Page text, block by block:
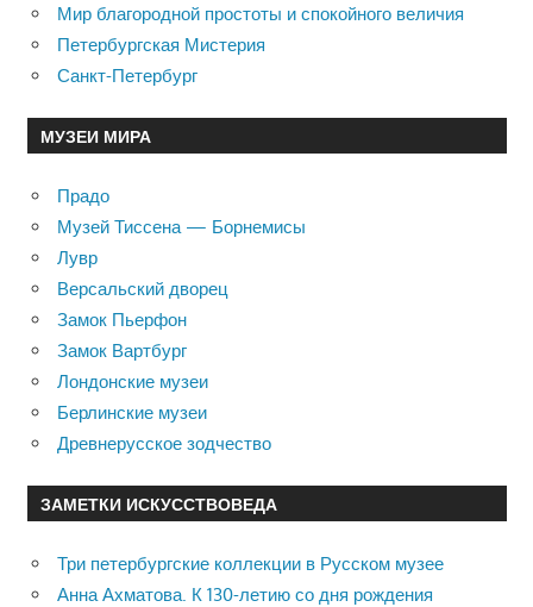
Мир благородной простоты и спокойного величия
Петербургская Мистерия
Санкт-Петербург
МУЗЕИ МИРА
Прадо
Музей Тиссена — Борнемисы
Лувр
Версальский дворец
Замок Пьерфон
Замок Вартбург
Лондонские музеи
Берлинские музеи
Древнерусское зодчество
ЗАМЕТКИ ИСКУССТВОВЕДА
Три петербургские коллекции в Русском музее
Анна Ахматова. К 130-летию со дня рождения